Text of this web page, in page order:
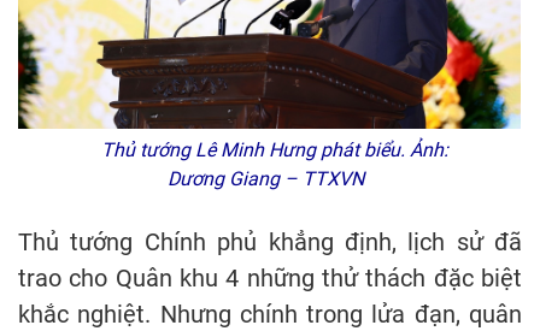
Thủ tướng Lê Minh Hưng phát biểu. Ảnh:
Dương Giang – TTXVN
Thủ tướng Chính phủ khẳng định, lịch sử đã
trao cho Quân khu 4 những thử thách đặc biệt
khắc nghiệt. Nhưng chính trong lửa đạn, quân